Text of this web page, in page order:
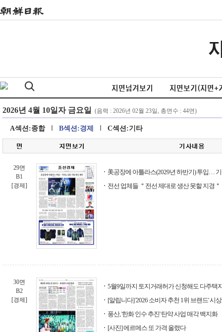
지면넘겨보기 지면보기(지면+
A섹션:종합 B섹션:경제 C섹션:기타
29면
B1
[경제]
美공장에 아틀라스(2029년 하반기) 투입…
전선 업체들 ＂전선 제대로 생산 못할 지경＂
30면
B2
[경제]
5월9일까지 토지거래허가 신청해도 다주택
[알립니다] '2026 소비자 추천 1위 브랜드' 시
풍산, '한화 인수 추진' 탄약 사업 매각 백지화
[사진] 에르메스 또 가격 올렸다